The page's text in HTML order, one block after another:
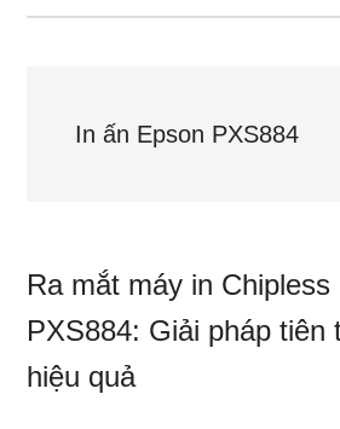
In ấn Epson PXS884
Ra mắt máy in Chipless
PXS884: Giải pháp tiên
hiệu quả